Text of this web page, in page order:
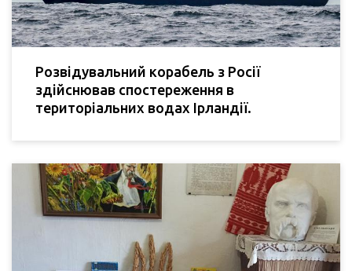
Розвідувальний корабель з Росії
здійснював спостереження в
територіальних водах Ірландії.